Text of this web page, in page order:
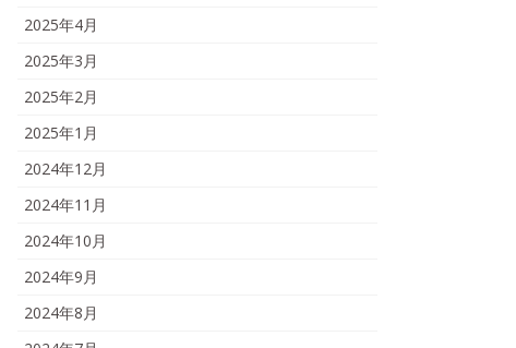
2025年4月
2025年3月
2025年2月
2025年1月
2024年12月
2024年11月
2024年10月
2024年9月
2024年8月